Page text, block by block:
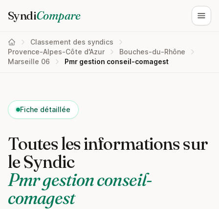
SyndiCompare
Classement des syndics
Provence-Alpes-Côte d'Azur
Bouches-du-Rhône
Marseille 06
Pmr gestion conseil-comagest
Fiche détaillée
Toutes les informations sur
le Syndic
Pmr gestion conseil-
comagest